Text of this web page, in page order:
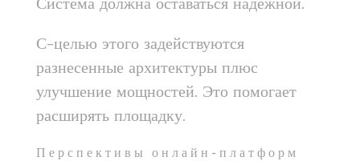
С-целью этого задействуются
разнесенные архитектуры плюс
улучшение мощностей. Это помогает
расширять площадку.
Перспективы онлайн-платформ